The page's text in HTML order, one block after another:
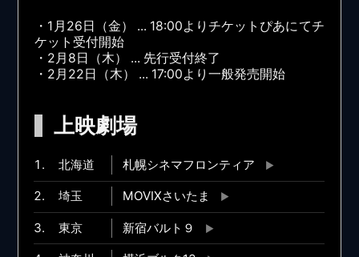
・1月26日（金） ... 18:00よりチケットぴあにてチ
ケット受付開始
・2月8日（木） ... 先行受付終了
・2月22日（木） ... 17:00より一般発売開始
上映劇場
北海道 札幌シネマフロンティア
埼玉 MOVIXさいたま
東京 新宿バルト９